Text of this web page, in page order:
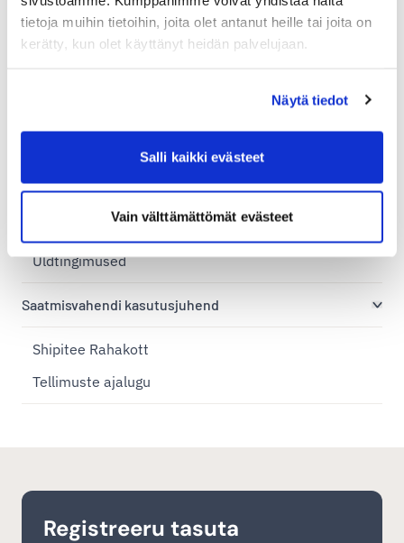
tietoja muihin tietoihin, joita olet antanut heille tai joita on
kerätty, kun olet käyttänyt heidän palvelujaan.
Näytä tiedot
Salli kaikki evästeet
Vain välttämättömät evästeet
Veose kaal ja mahumass
Veokiri
Andmekaitse tingimused
Küpsised
Privaatsuspoliitika
Üldtingimused
Saatmisvahendi kasutusjuhend
Shipitee Rahakott
Tellimuste ajalugu
Registreeru tasuta